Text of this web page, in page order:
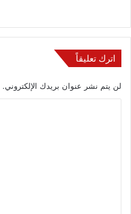
اترك تعليقاً
لن يتم نشر عنوان بريدك الإلكتروني.